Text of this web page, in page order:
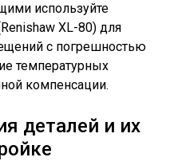
используйте
XL-80) для
с погрешностью
температурных
компенсации.
деталей и их